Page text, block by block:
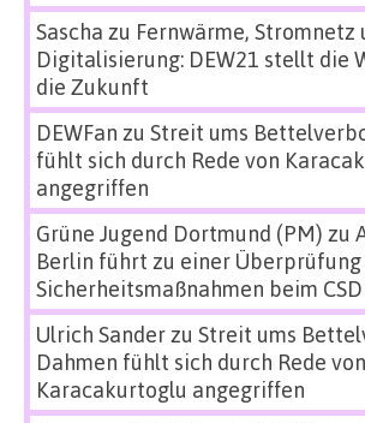
Sascha zu Fernwärme, Stromnetz
Digitalisierung: DEW21 stellt die
die Zukunft
DEWFan zu Streit ums
fühlt sich durch Rede von
angegriffen
Grüne Jugend Dortmund (PM) zu
Berlin führt zu einer
Sicherheitsmaßnahmen beim
Ulrich Sanderzu Streit ums
Dahmen fühlt sich durch Rede von
Karacakurtoglu angegriffen